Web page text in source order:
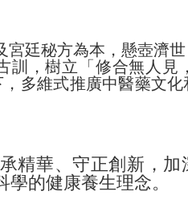
宮廷秘方為本，懸壺濟
訓，樹立「修合無人見
多維式推廣中醫藥文
精華、守正創新，
的健康養生理念。